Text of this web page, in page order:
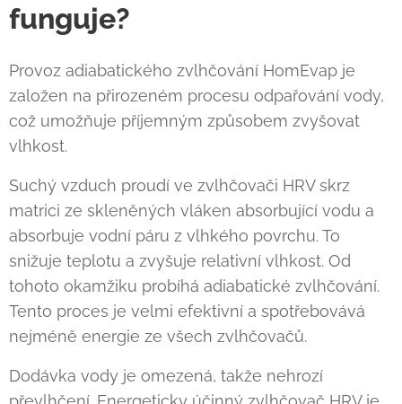
funguje?
Provoz adiabatického zvlhčování HomEvap je
založen na přirozeném procesu odpařování vody,
což umožňuje příjemným způsobem zvyšovat
vlhkost.
Suchý vzduch proudí ve zvlhčovači HRV skrz
matrici ze skleněných vláken absorbující vodu a
absorbuje vodní páru z vlhkého povrchu. To
snižuje teplotu a zvyšuje relativní vlhkost. Od
tohoto okamžiku probíhá adiabatické zvlhčování.
Tento proces je velmi efektivní a spotřebovává
nejméně energie ze všech zvlhčovačů.
Dodávka vody je omezená, takže nehrozí